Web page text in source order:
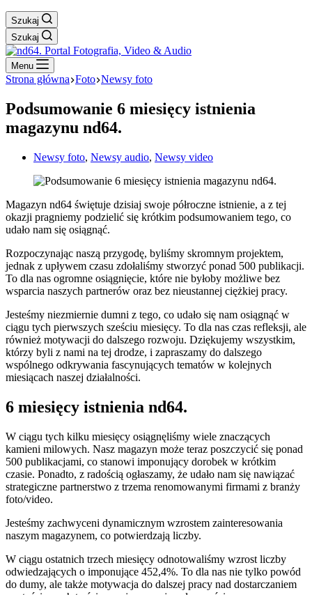
Szukaj
Szukaj
Menu
Strona główna Foto Newsy foto
Podsumowanie 6 miesięcy istnienia
magazynu nd64.
Newsy foto, Newsy audio, Newsy video
Magazyn nd64 świętuje dzisiaj swoje półroczne istnienie, a z tej
okazji pragniemy podzielić się krótkim podsumowaniem tego, co
udało nam się osiągnąć.
Rozpoczynając naszą przygodę, byliśmy skromnym projektem,
jednak z upływem czasu zdołaliśmy stworzyć ponad 500 publikacji.
To dla nas ogromne osiągnięcie, które nie byłoby możliwe bez
wsparcia naszych partnerów oraz bez nieustannej ciężkiej pracy.
Jesteśmy niezmiernie dumni z tego, co udało się nam osiągnąć w
ciągu tych pierwszych sześciu miesięcy. To dla nas czas refleksji, ale
również motywacji do dalszego rozwoju. Dziękujemy wszystkim,
którzy byli z nami na tej drodze, i zapraszamy do dalszego
wspólnego odkrywania fascynujących tematów w kolejnych
miesiącach naszej działalności.
6 miesięcy istnienia nd64.
W ciągu tych kilku miesięcy osiągnęliśmy wiele znaczących
kamieni milowych. Nasz magazyn może teraz poszczycić się ponad
500 publikacjami, co stanowi imponujący dorobek w krótkim
czasie. Ponadto, z radością ogłaszamy, że udało nam się nawiązać
strategiczne partnerstwo z trzema renomowanymi firmami z branży
foto/video.
Jesteśmy zachwyceni dynamicznym wzrostem zainteresowania
naszym magazynem, co potwierdzają liczby.
W ciągu ostatnich trzech miesięcy odnotowaliśmy wzrost liczby
odwiedzających o imponujące 452,4%. To dla nas nie tylko powód
do dumy, ale także motywacja do dalszej pracy nad dostarczaniem